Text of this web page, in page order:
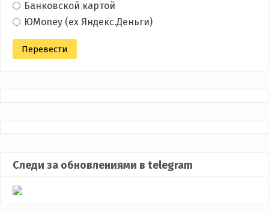
Банковской картой
ЮMoney (ex Яндекс.Деньги)
Следи за обновлениями в telegram